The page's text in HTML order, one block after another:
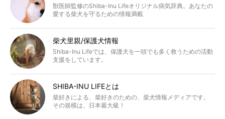
獣医師監修のShiba-Inu Lifeオリジナル病気辞典。あなたの
愛する柴犬を守るための情報満載
柴犬里親/保護犬情報
Shiba-Inu Lifeでは、保護犬を一頭でも多く救うための活動
支援をしています。
SHIBA-INU LIFEとは
柴好きによる、柴好きのための、柴犬情報メディアです。
その規模は、日本最大級！